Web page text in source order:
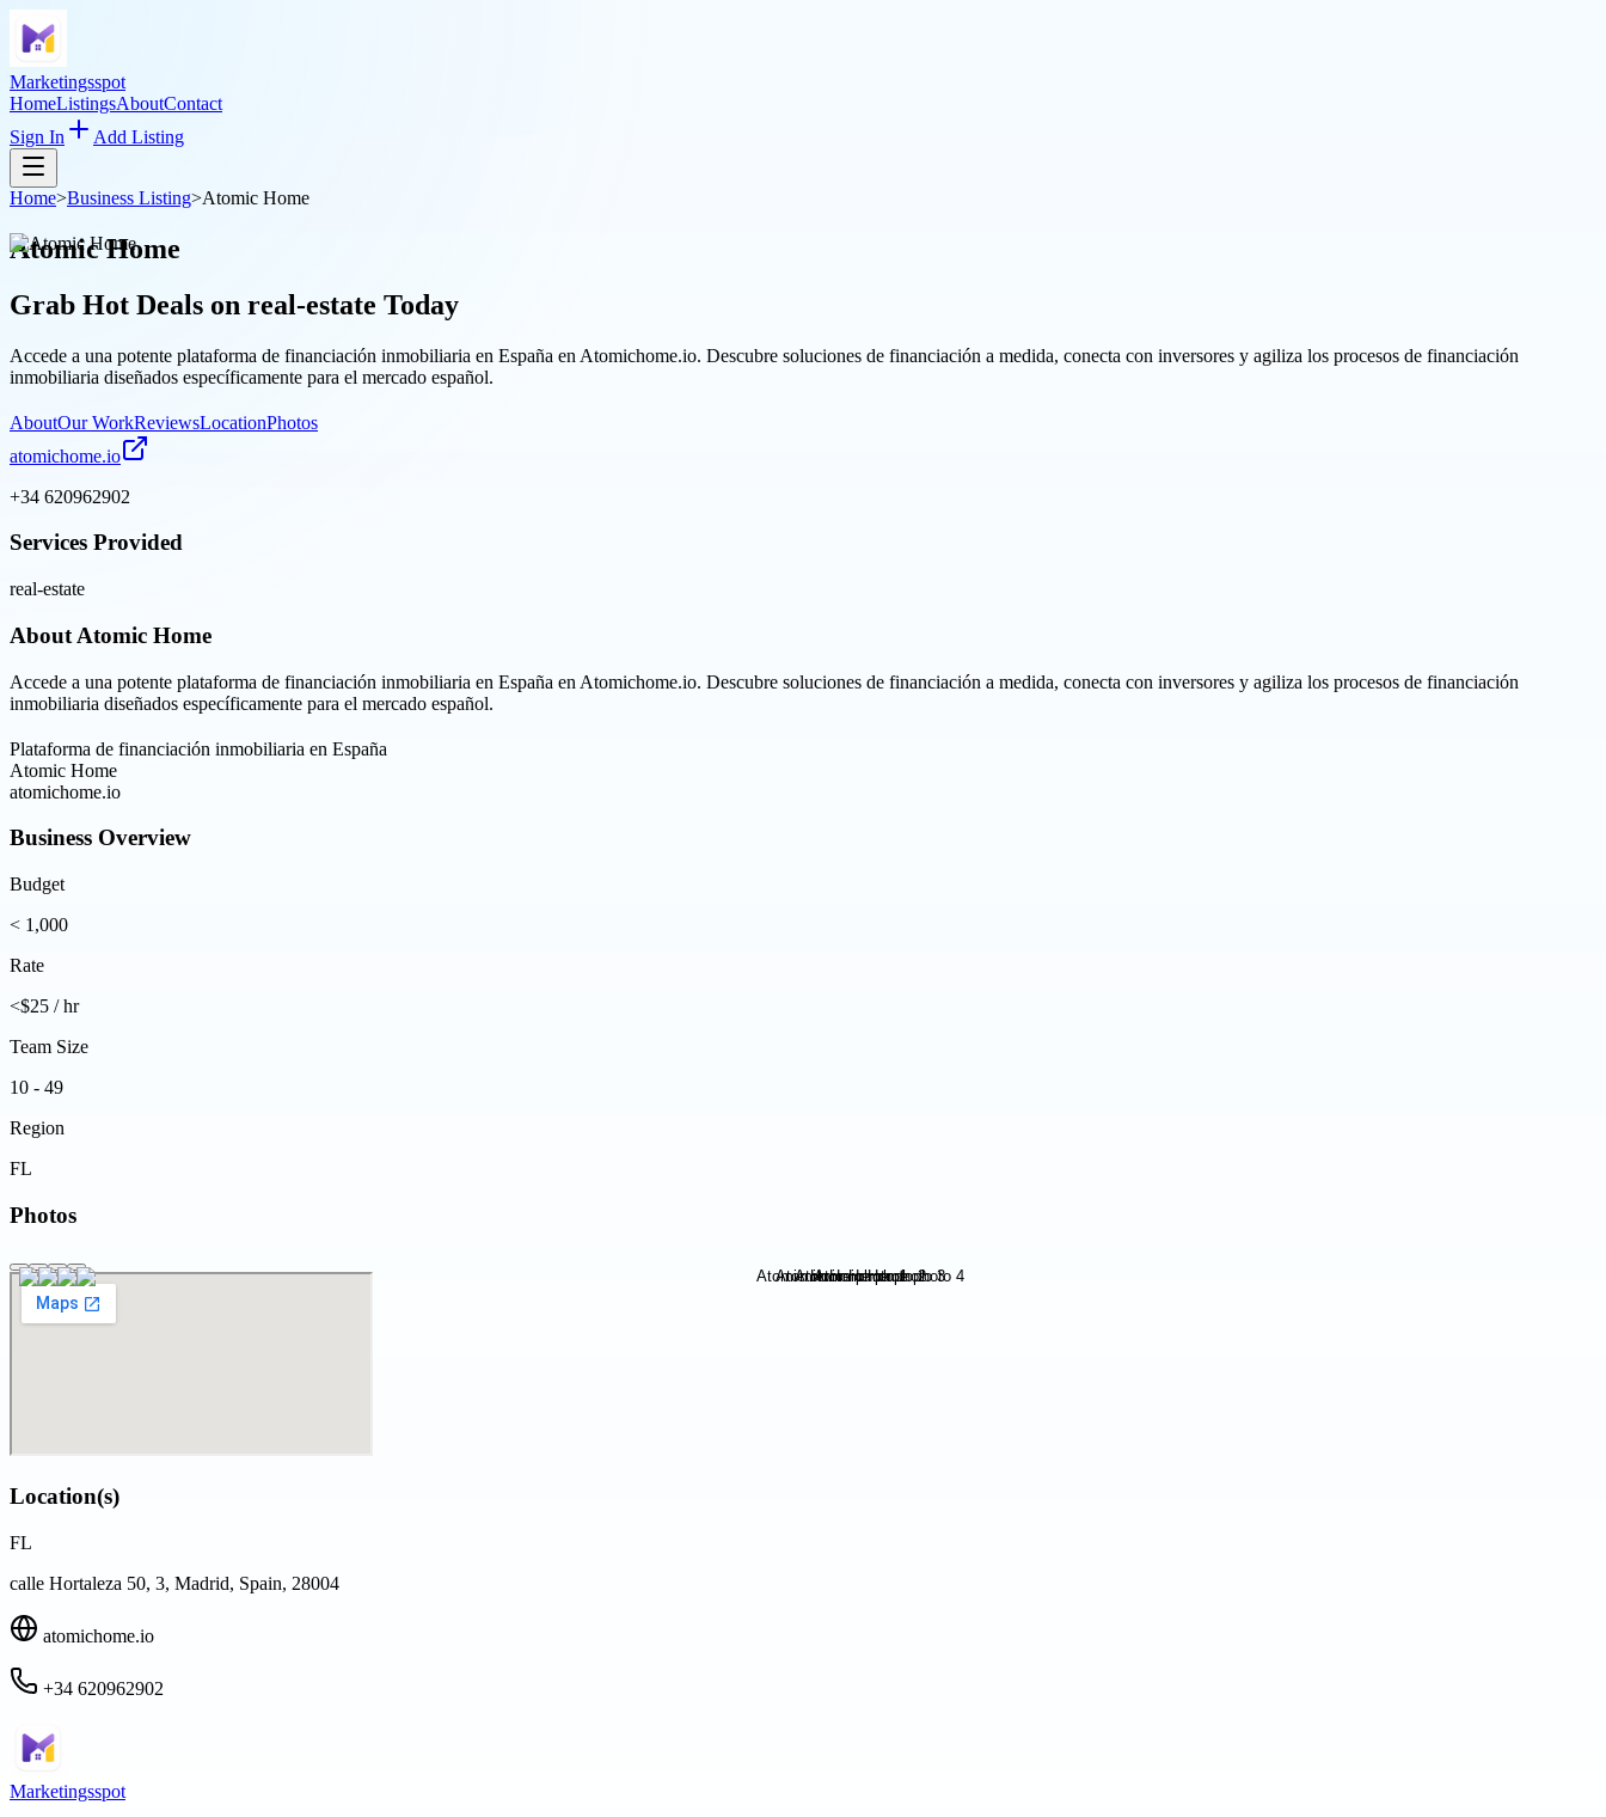
Marketingsspot
HomeListingsAboutContact
Sign In
Add Listing
Home>Business Listing>Atomic Home
Atomic Home
Grab Hot Deals on real-estate Today
Accede a una potente plataforma de financiación inmobiliaria en España en Atomichome.io. Descubre soluciones de financiación a medida, conecta con inversores y agiliza los procesos de financiación
inmobiliaria diseñados específicamente para el mercado español.
AboutOur WorkReviewsLocationPhotos
atomichome.io
+34 620962902
Services Provided
real-estate
About Atomic Home
Accede a una potente plataforma de financiación inmobiliaria en España en Atomichome.io. Descubre soluciones de financiación a medida, conecta con inversores y agiliza los procesos de financiación
inmobiliaria diseñados específicamente para el mercado español.
Plataforma de financiación inmobiliaria en España
Atomic Home
atomichome.io
Business Overview
Budget
< 1,000
Rate
<$25 / hr
Team Size
10 - 49
Region
FL
Photos
Location(s)
FL
calle Hortaleza 50, 3, Madrid, Spain, 28004
atomichome.io
+34 620962902
Marketingsspot